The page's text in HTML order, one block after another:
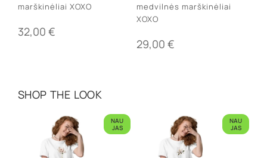
marškinėliai XOXO
32,00 €
medvilnės marškinėliai
XOXO
29,00 €
SHOP THE LOOK
NAU
JAS
NAU
JAS